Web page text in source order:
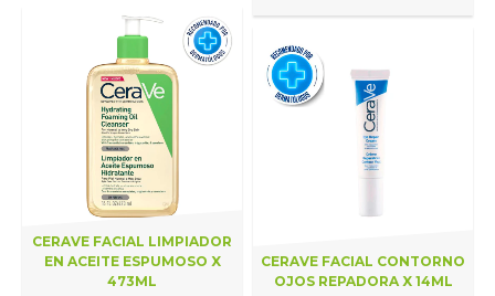
CERAVE FACIAL LIMPIADOR
EN ACEITE ESPUMOSO X
473ML
CERAVE FACIAL CONTORNO
OJOS REPADORA X 14ML